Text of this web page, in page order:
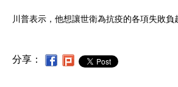
川普表示，他想讓世衛為抗疫的各項失敗負
分享：